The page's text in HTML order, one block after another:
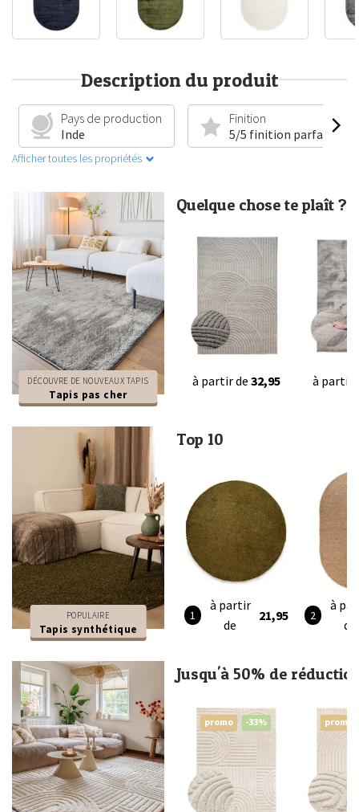
Description du produit
Pays de production
Inde
Finition
5/5 finition parfaite
Afficher toutes les propriétés
DÉCOUVRE DE NOUVEAUX TAPIS
Tapis pas cher
Quelque chose te plaît ?
à partir de 32,95 à partir
POPULAIRE
Tapis synthétique
Top 10
à partir
de
21,95
à
de
Jusqu'à 50% de
promo -33% promo